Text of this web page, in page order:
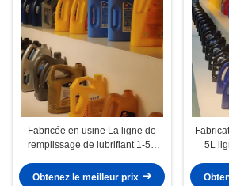
Fabricée en usine La ligne de
remplissage de lubrifiant 1-5L
automatique
Obtenez le meilleur prix
5L